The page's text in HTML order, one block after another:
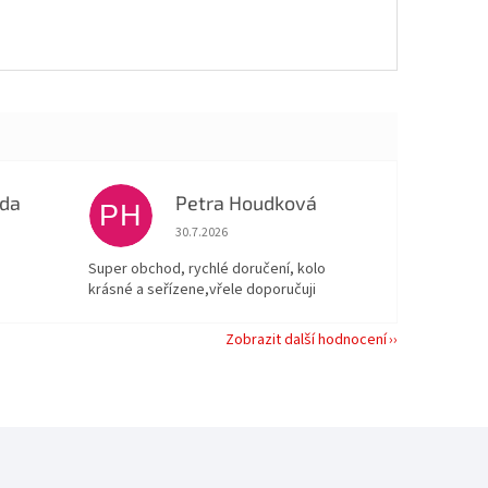
z 5 hvězdiček.PH Petra Houdková
Hodnocení obchodu je 5 z 5 hvězdiček.
30.7.2026
Super obchod, rychlé doručení, kolo
krásné a seřízene,vřele doporučuji
Zobrazit další hodnocení